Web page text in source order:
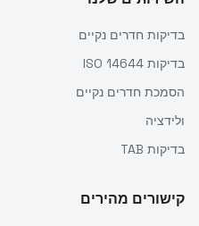
בדיקות חדרים נקיים
בדיקות ISO 14644
הסמכת חדרים נקיים
ולידציה
בדיקות TAB
קישורים מהירים